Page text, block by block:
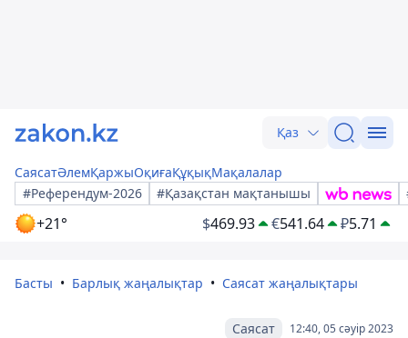
Қаз
СаясатӘлемҚаржыОқиғаҚұқықМақалалар
#Референдум-2026
#Қазақстан мақтанышы
+21° $469.93 €541.64 ₽5.71
Басты Барлық жаңалықтар Саясат жаңалықтары
12:40, 05 сәуір 2023
Саясат